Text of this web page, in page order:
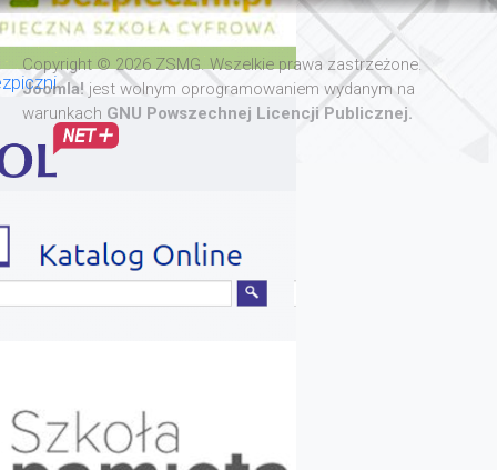
Copyright © 2026 ZSMG. Wszelkie prawa zastrzeżone.
Joomla! jest wolnym oprogramowaniem wydanym na
warunkach GNU Powszechnej Licencji Publicznej.